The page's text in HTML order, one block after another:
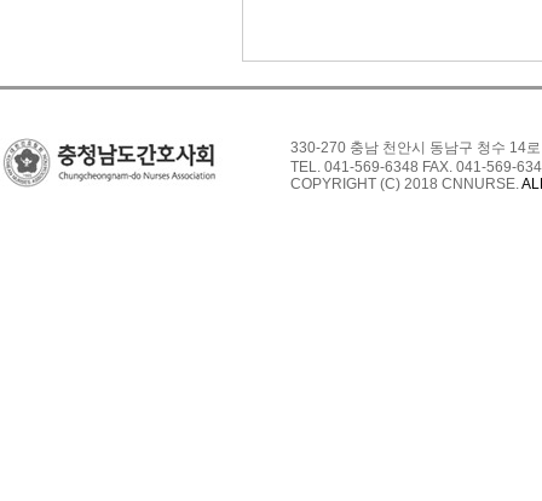
330-270 충남 천안시 동남구 청수 14
TEL. 041-569-6348 FAX. 041-569-
COPYRIGHT (C) 2018 CNNURSE.